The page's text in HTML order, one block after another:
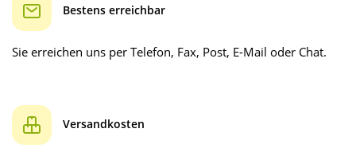
Bestens erreichbar
Sie erreichen uns per Telefon, Fax, Post, E-Mail oder Chat.
Versandkosten